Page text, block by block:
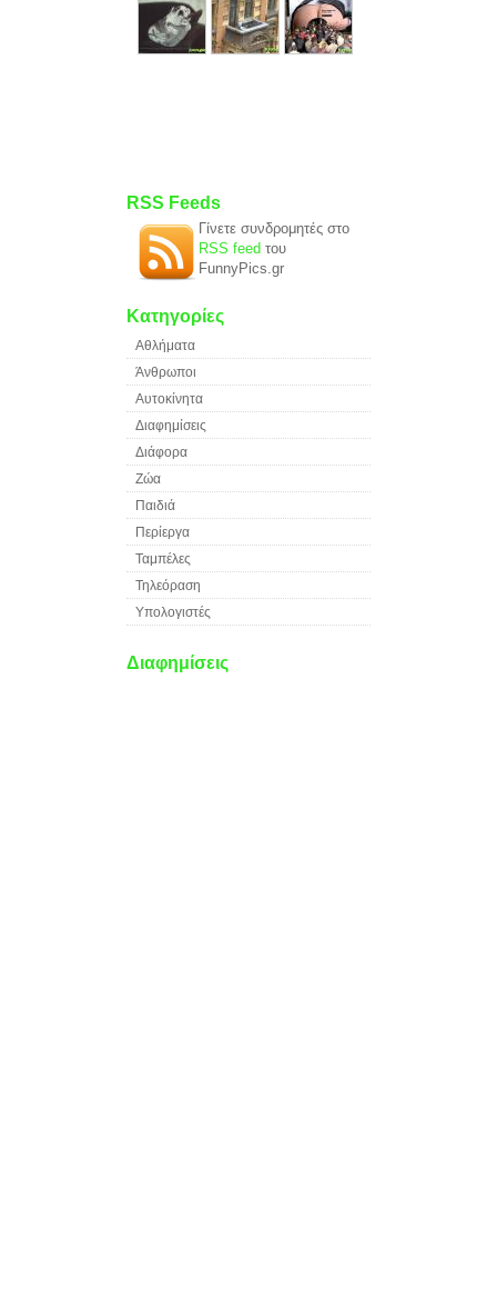
RSS Feeds
Γίνετε συνδρομητές στο
RSS feed του
FunnyPics.gr
Κατηγορίες
Αθλήματα
Άνθρωποι
Αυτοκίνητα
Διαφημίσεις
Διάφορα
Ζώα
Παιδιά
Περίεργα
Ταμπέλες
Τηλεόραση
Υπολογιστές
Διαφημίσεις